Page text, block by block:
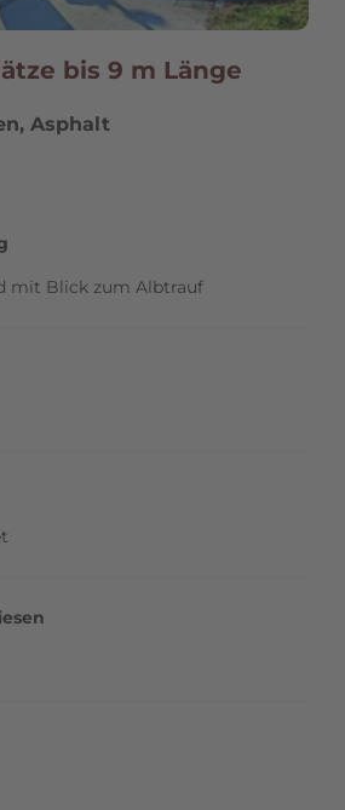
bis 9 m Länge
Asphalt
mit Blick zum Albtrauf